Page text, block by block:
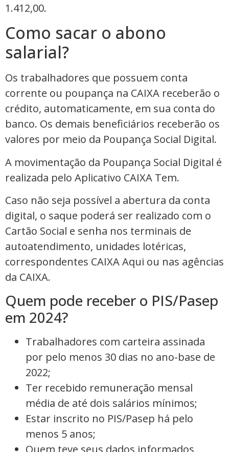
1.412,00.
Como sacar o abono
salarial?
Os trabalhadores que possuem conta
corrente ou poupança na CAIXA receberão o
crédito, automaticamente, em sua conta do
banco. Os demais beneficiários receberão os
valores por meio da Poupança Social Digital.
A movimentação da Poupança Social Digital é
realizada pelo Aplicativo CAIXA Tem.
Caso não seja possível a abertura da conta
digital, o saque poderá ser realizado com o
Cartão Social e senha nos terminais de
autoatendimento, unidades lotéricas,
correspondentes CAIXA Aqui ou nas agências
da CAIXA.
Quem pode receber o PIS/Pasep
em 2024?
Trabalhadores com carteira assinada
por pelo menos 30 dias no ano-base de
2022;
Ter recebido remuneração mensal
média de até dois salários mínimos;
Estar inscrito no PIS/Pasep há pelo
menos 5 anos;